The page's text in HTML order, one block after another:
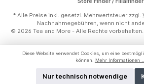
* Alle Preise inkl. gesetzl. Mehrwertsteuer zzgl.
Nachnahmegebühren, wenn nicht
© 2026 Tea and More - Alle Rechte
Diese Website verwendet Cookies, um eine
können.
Mehr Informationen ...
Nur technisch notwendige